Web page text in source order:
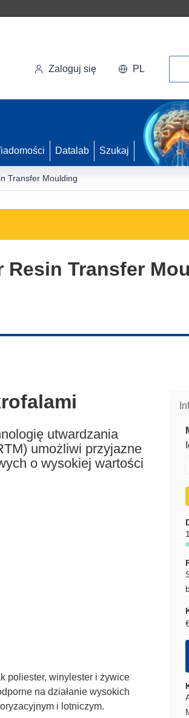
Zaloguj się PL
Datalab Szukaj
Transfer Moulding
Transfer
utwardzania
umożliwi przyjazne
o wysokiej wartości
poliester, winylester i żywice
na działanie wysokich
i lotniczym.